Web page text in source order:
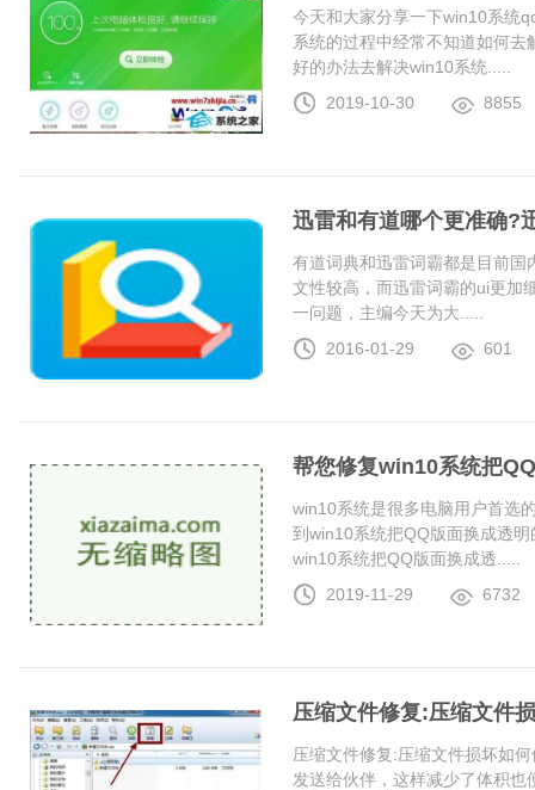
今天和大家分享一下win10系统
系统的过程中经常不知道如何
好的办法去解决win10系统.....
2019-10-30
8855
迅雷和有道哪个更准确?
有道词典和迅雷词霸都是目前
文性较高，而迅雷词霸的ui更加
一问题，主编今天为大.....
2016-01-29
601
帮您修复win10系统把
win10系统是很多电脑用户首选
到win10系统把QQ版面换成透
win10系统把QQ版面换成透.....
2019-11-29
6732
压缩文件修复:压缩文件
压缩文件修复:压缩文件损坏如
发送给伙伴，这样减少了体积